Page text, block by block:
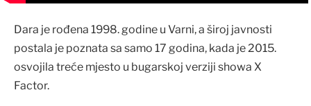
Dara je rođena 1998. godine u Varni, a široj javnosti
postala je poznata sa samo 17 godina, kada je 2015.
osvojila treće mjesto u bugarskoj verziji showa X
Factor.